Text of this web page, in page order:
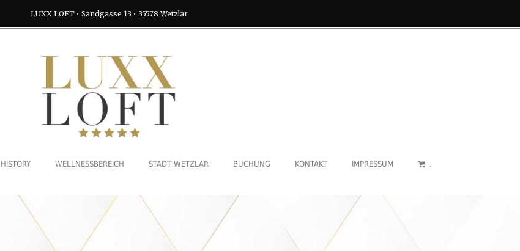
LUXX LOFT • Sandgasse 13 • 35578 Wetzlar
HISTORY WELLNESSBEREICH STADT WETZLAR BUCHUNG KONTAKT IMPRESSUM .